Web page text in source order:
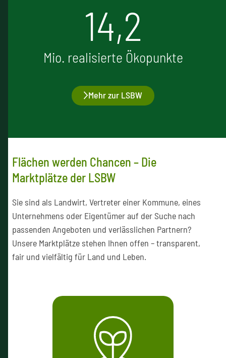
14,2
Mio. realisierte Ökopunkte
Mehr zur LSBW
Flächen werden Chancen – Die
Marktplätze der LSBW
Sie sind als Landwirt, Vertreter einer Kommune, eines
Unternehmens oder Eigentümer auf der Suche nach
passenden Angeboten und verlässlichen Partnern?
Unsere Marktplätze stehen Ihnen offen – transparent,
fair und vielfältig für Land und Leben.